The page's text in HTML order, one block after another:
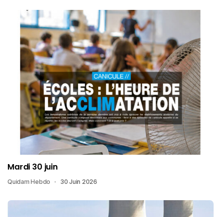
Mardi 30 juin
Quidam Hebdo 30 Juin 2026